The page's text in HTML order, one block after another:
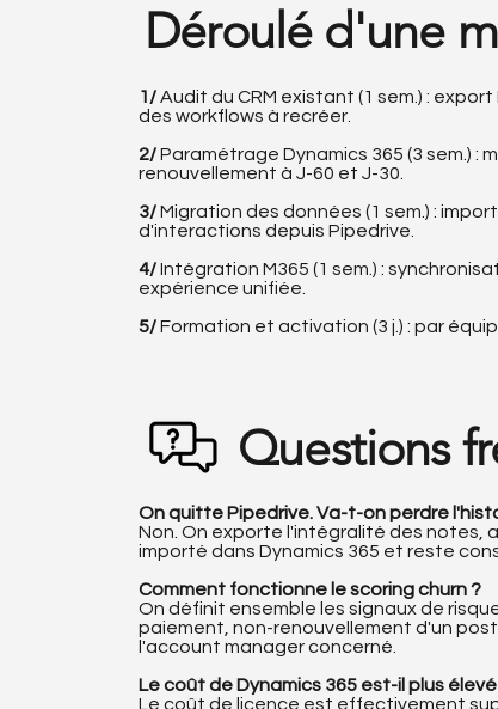
Déroulé d'une
1/Audit du CRM existant (1 sem.) :
des workflows à recréer.
2/Paramétrage Dynamics 365 (3 sem.) :
renouvellement à J-60 et J-30.
3/Migration des données (1 sem.) :
d'interactions depuis Pipedrive.
4/Intégration M365 (1 sem.) :
expérience unifiée.
5/Formation et activation (3 j.) : par
Questions
On quitte Pipedrive. Va-t-on perdre
Non. On exporte l'intégralité des notes,
importé dans Dynamics 365 et reste
Comment fonctionne le scoring churn ?
On définit ensemble les signaux de
paiement, non-renouvellement d'un
l'account manager concerné.
Le coût de Dynamics 365 est-il plus
Le coût de licence est effectivement